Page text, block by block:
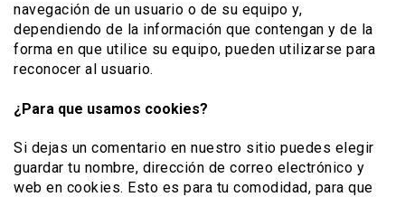
navegación de un usuario o de su equipo y,
dependiendo de la información que contengan y de la
forma en que utilice su equipo, pueden utilizarse para
reconocer al usuario.
¿Para que usamos cookies?
Si dejas un comentario en nuestro sitio puedes elegir
guardar tu nombre, dirección de correo electrónico y
web en cookies. Esto es para tu comodidad, para que